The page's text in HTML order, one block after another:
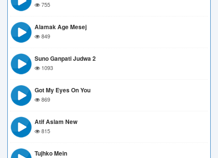
755
Alamak Age Mesej
849
Suno Ganpati Judwa 2
1093
Got My Eyes On You
869
Atif Aslam New
815
Tujhko Mein